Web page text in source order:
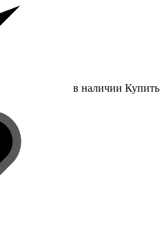
в наличии Купить